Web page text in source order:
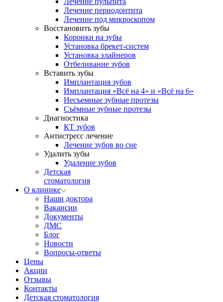
Лечение периодонтита
Лечение под микроскопом
Восстановить зубы
Коронки на зубы
Установка брекет-систем
Установка элайнеров
Отбеливание зубов
Вставить зубы
Имплантация зубов
Имплантация «‎Всё на 4» и «‎Всё на 6»
Несъемные зубные протезы
Съёмные зубные протезы
Диагностика
КТ зубов
Антистресс лечение
Лечение зубов во сне
Удалить зубы
Удаление зубов
Детская
стоматология
О клинике
Наши доктора
Вакансии
Документы
ДМС
Блог
Новости
Вопросы-ответы
Цены
Акции
Отзывы
Контакты
Детская стоматология